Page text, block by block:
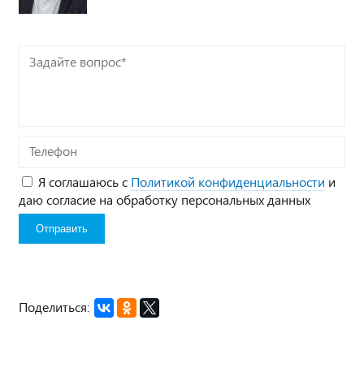
Задайте
вопрос*
Телефон
Я соглашаюсь с Политикой конфиденциальности и
даю согласие на обработку персональных данных
Поделиться: